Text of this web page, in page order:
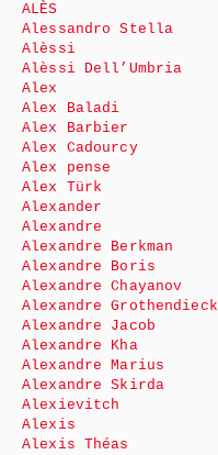
ALÈS
Alessandro Stella
Alèssi
Alèssi Dell’Umbria
Alex
Alex Baladi
Alex Barbier
Alex Cadourcy
Alex pense
Alex Türk
Alexander
Alexandre
Alexandre Berkman
Alexandre Boris
Alexandre Chayanov
Alexandre Grothendieck
Alexandre Jacob
Alexandre Kha
Alexandre Marius
Alexandre Skirda
Alexievitch
Alexis
Alexis Théas